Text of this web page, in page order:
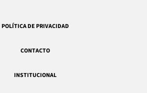
POLÍTICA DE PRIVACIDAD
CONTACTO
INSTITUCIONAL